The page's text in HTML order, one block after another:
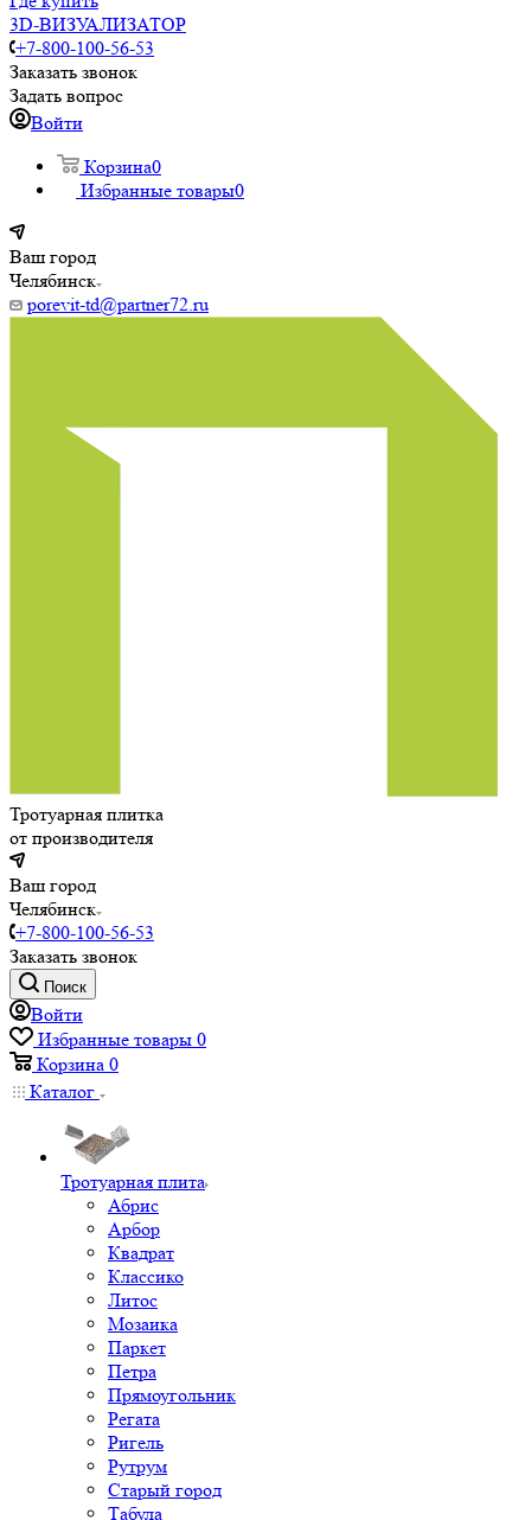
3D-ВИЗУАЛИЗАТОР
+7-800-100-56-53
Заказать звонок
Задать вопрос
Войти
Корзина0
Избранные товары0
Ваш город
Челябинск
porevit-td@partner72.ru
Тротуарная плитка
от производителя
Ваш город
Челябинск
+7-800-100-56-53
Заказать звонок
Поиск
Войти
Избранные товары 0
Корзина 0
Каталог
Тротуарная плита
Абрис
Арбор
Квадрат
Классико
Литос
Мозаика
Паркет
Петра
Прямоугольник
Регата
Ригель
Рутрум
Старый город
Табула